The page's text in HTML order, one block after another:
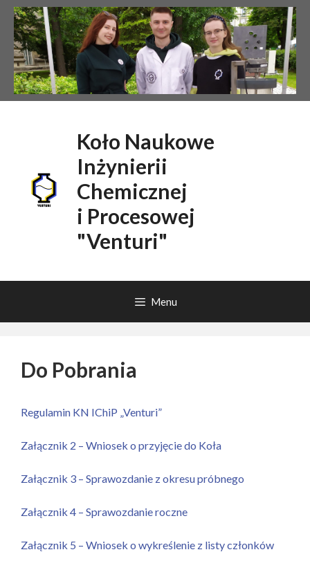
Przejdź
treści
Koło Naukowe
Inżynierii
Chemicznej
i Procesowej
"Venturi"
Menu
Do Pobrania
Regulamin KN IChiP „Venturi”
Załącznik 2 – Wniosek o przyjęcie do Koła
Załącznik 3 – Sprawozdanie z okresu próbnego
Załącznik 4 – Sprawozdanie roczne
Załącznik 5 – Wniosek o wykreślenie z listy członków